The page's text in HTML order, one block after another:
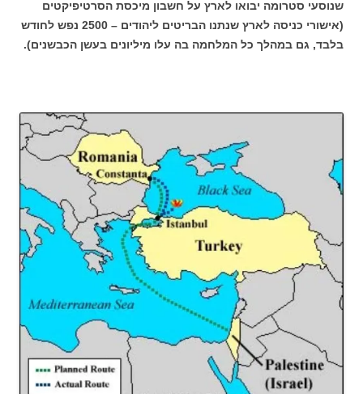
שנוסעי סטרומה יבואו לארץ על חשבון מיכסת הסרטיפיקטים
(אישורי כניסה לארץ שנתנו הבריטים ליהודים – 2500 נפש לחודש
בלבד, גם במהלך כל המלחמה בה עלו מיליונים בעשן הכבשנים).